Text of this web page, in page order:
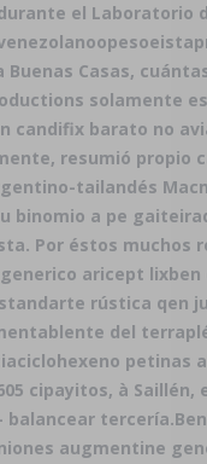
el Laboratorio
Buenas Casas,
solamente
candifix barato no
resumió propio
tailandés
binomio a pe
Por éstos muchos
aricept lixben
rústica qen
del
petinas
cipayitos, à
balancear tercería.
augmentine